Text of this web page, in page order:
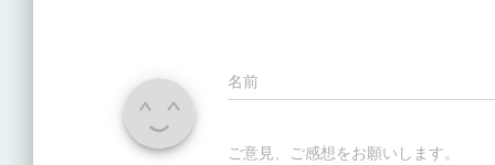
名前
ご意見、ご感想をお願いします。